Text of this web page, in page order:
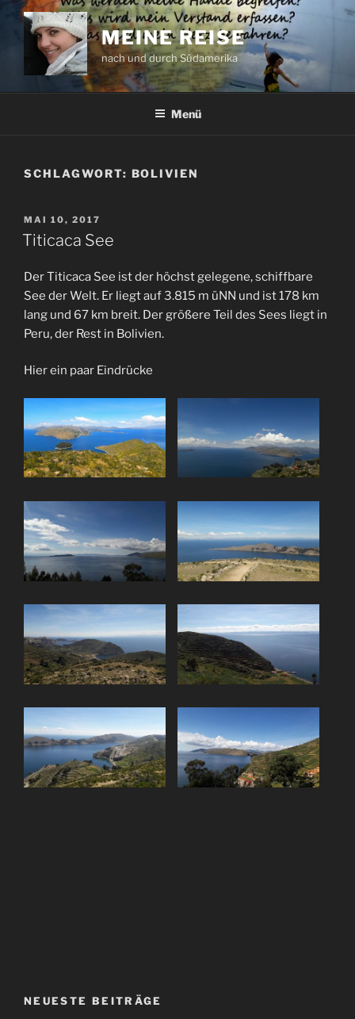
Zum
Inhalt
springen
MEINE REISE
nach und durch Südamerika
Menü
SCHLAGWORT: BOLIVIEN
VERÖFFENTLICHT
AM
MAI 10, 2017
Titicaca See
Der Titicaca See ist der höchst gelegene, schiffbare
See der Welt. Er liegt auf 3.815 m üNN und ist 178 km
lang und 67 km breit. Der größere Teil des Sees liegt in
Peru, der Rest in Bolivien.
Hier ein paar Eindrücke
NEUESTE BEITRÄGE